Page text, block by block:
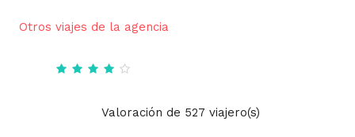
Otros viajes de la agencia
Valoración de 527 viajero(s)